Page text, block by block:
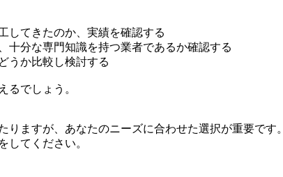
してきたのか、実績を確認する
十分な専門知識を持つ業者であるか確認する
うか比較し検討する
るでしょう。
ますが、あなたのニーズに合わせた選択が重要です。
してください。